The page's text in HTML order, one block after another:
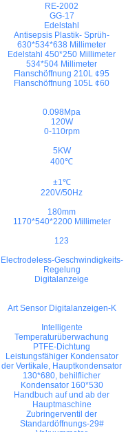
RE-2002
GG-17
Edelstahl
Antisepsis Plastik- Sprüh-
630*534*638 Millimeter
Edelstahl 450*250 Millimeter
534*504 Millimeter
Flanschöffnung 210L ¢95
Flanschöffnung 105L ¢60
0.098Mpa
120W
0-110rpm
5KW
400℃
±1℃
220V/50Hz
180mm
1170*540*2200 Millimeter
123
Electrodeless-Geschwindigkeits-
Regelung
Digitalanzeige
Art Sensor Digitalanzeigen-K
Intelligente
Temperaturüberwachung
PTFE-Dichtung
Leistungsfähiger Kondensator
der Vertikale, Hauptkondensator
130*680, behilflicher
Kondensator 160*530
Handbuch auf und ab der
Hauptmaschine
Zubringerventil der
Standardöffnungs-29#